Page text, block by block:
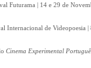
Futurama | 14 e 29 de
Internacional de Videopoesia
Cinema Experimental